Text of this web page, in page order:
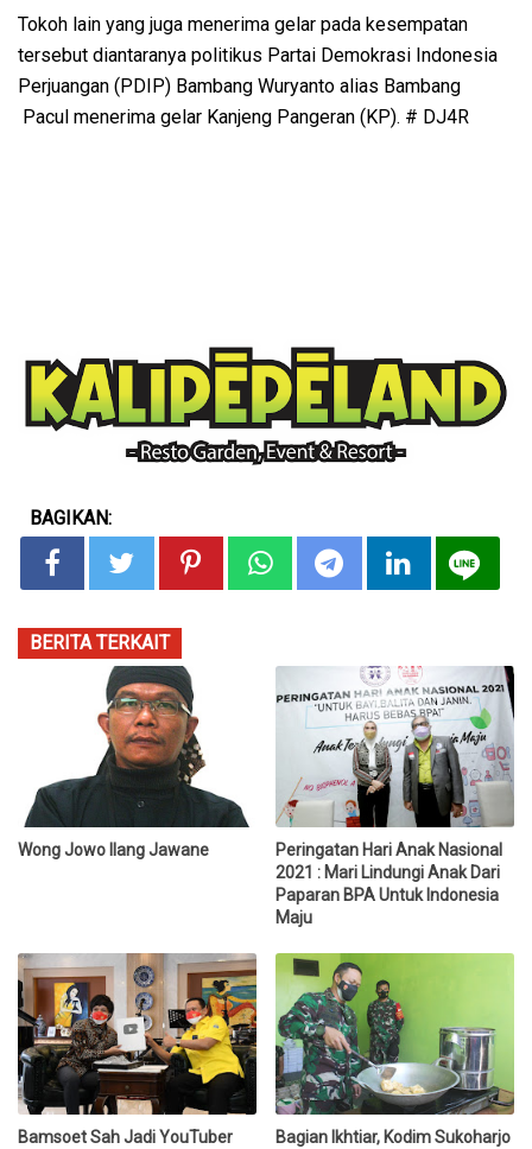
Tokoh lain yang juga menerima gelar pada kesempatan
tersebut diantaranya politikus Partai Demokrasi Indonesia
Perjuangan (PDIP) Bambang Wuryanto alias Bambang
Pacul menerima gelar Kanjeng Pangeran (KP). # DJ4R
BAGIKAN:
BERITA TERKAIT
Wong Jowo Ilang Jawane
Peringatan Hari Anak Nasional
2021 : Mari Lindungi Anak Dari
Paparan BPA Untuk Indonesia
Maju
Bamsoet Sah Jadi YouTuber
Bagian Ikhtiar, Kodim Sukoharjo